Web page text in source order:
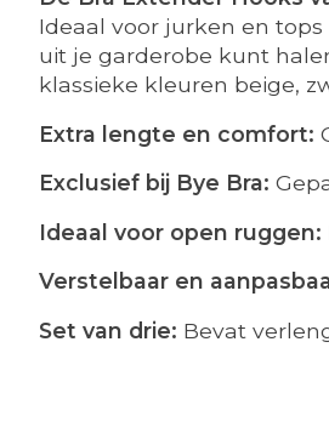
Ideaal voor jurken en
uit je garderobe kunt
klassieke kleuren beige,
Extra lengte en comfort:
Exclusief bij Bye Bra:
Ideaal voor open ruggen:
Verstelbaar en
Set van drie: Bevat